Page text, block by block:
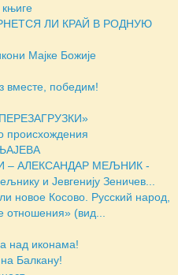
ЛИ КРАЙ В РОДНУЮ
Мајке Божије
вместе, победим!
происхождения
– АЛЕКСАНДАР МЕЉНИК -
и Јевгенију Зеничев...
новое Косово. Русский народ,
отношения» (вид...
над иконама!
Балкану!